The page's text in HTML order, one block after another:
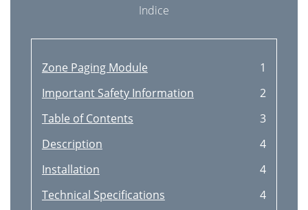
Indice
Zone Paging Module
1
Important Safety Information
2
Table of Contents
3
Description
4
Installation
4
Technical Specifications
4